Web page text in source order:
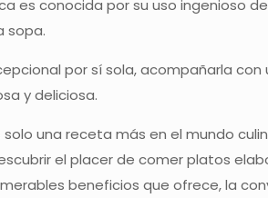
es conocida por su uso ingenioso
sopa.
por sí sola, acompañarla
y deliciosa.
una receta más en el mundo
el placer de comer platos
beneficios que ofrece, la